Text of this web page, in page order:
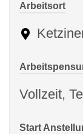
Arbeitsort
Vollzeit,
Start